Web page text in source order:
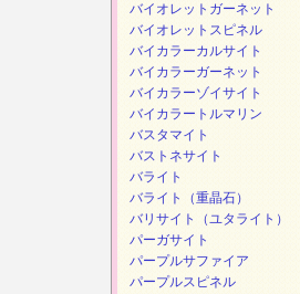
バイオレットガーネット
バイオレットスピネル
バイカラーカルサイト
バイカラーガーネット
バイカラーゾイサイト
バイカラートルマリン
バスタマイト
バストネサイト
バライト
バライト（重晶石）
バリサイト（ユタライト）
パーガサイト
パープルサファイア
パープルスピネル